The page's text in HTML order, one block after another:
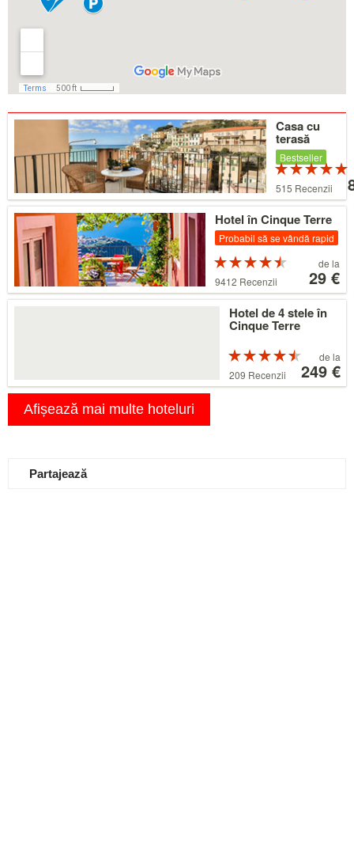
Casa cu
terasă
Bestseller
5
515 Recenzii
Detalii
Hotel în Cinque Terre
Probabil să se vândă rapid
Evaluat
din 5
9412 Recenzii
29 €
de la
29 €
Detalii
Hotel de 4 stele în
Cinque Terre
Evaluat
din 5
209 Recenzii
Preț
de
la
249 €
de la
249 €
Detalii
Afișează mai multe hoteluri
Partajează